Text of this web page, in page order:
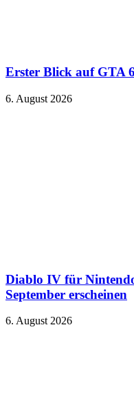
Erster Blick auf GTA
6. August 2026
Diablo IV für
September erscheinen
6. August 2026